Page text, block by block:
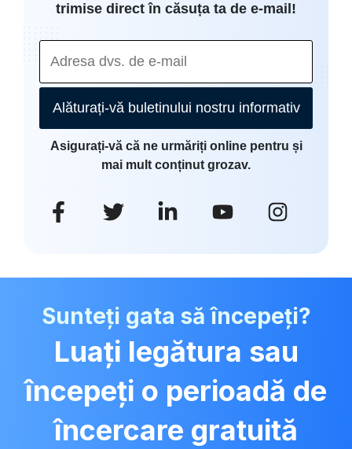
trimise direct în căsuța ta de e-mail!
Alăturați-vă buletinului nostru informativ
Asigurați-vă că ne urmăriți online pentru și
mai mult conținut grozav.
Sunteți gata să începeți?
Luați legătura sau
începeți o perioadă de
încercare gratuită